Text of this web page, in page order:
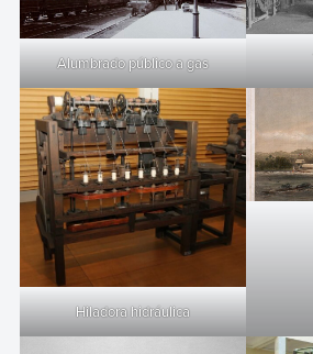
Alumbrado público a gas
Hiladora hidráulica